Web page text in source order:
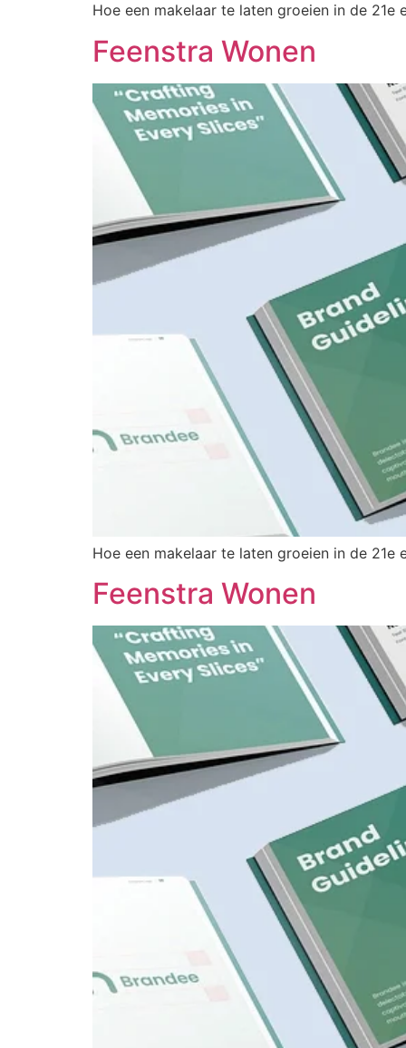
Hoe een makelaar te laten groeien in de 21e
Feenstra Wonen
Hoe een makelaar te laten groeien in de 21e
Feenstra Wonen